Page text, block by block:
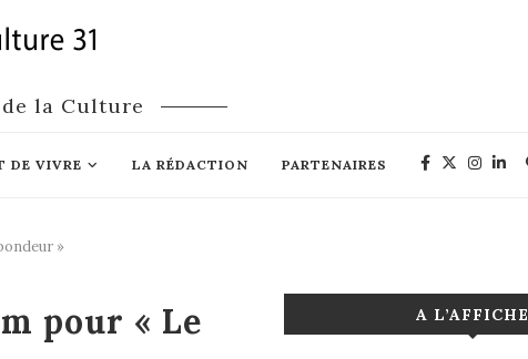
la Culture
DE VIVRE LA RÉDACTION PARTENAIRES
»
pour « Le
A L’AFFICHE